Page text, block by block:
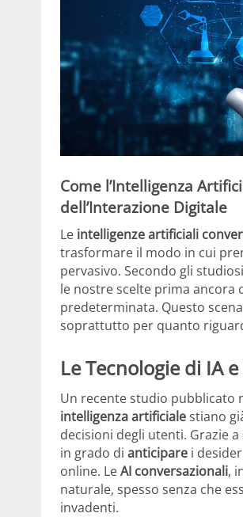
Come l’Intelligenza
dell’Interazione Digitale
Le intelligenze artificiali
trasformare il modo in cui
pervasivo. Secondo gli
le nostre scelte prima ancora
predeterminata. Questo
soprattutto per quanto
Le Tecnologie di IA
Un recente studio pubblicato
intelligenza artificialestiano
decisioni degli utenti. Grazie
in grado di anticipare i
online. LeAI conversazionali,
naturale, spesso senza che
invadenti.